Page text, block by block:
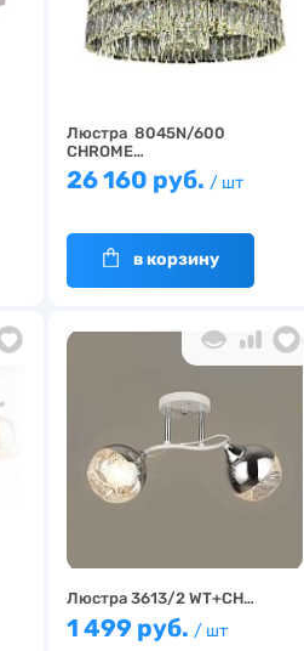
Люстра 8045N/600
CHROME…
26 160 руб. / шт
в корзину
Люстра 3613/2 WT+CH…
1 499 руб. / шт